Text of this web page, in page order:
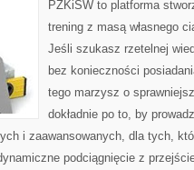
PZKiSW to platforma
trening z masą własnego
Jeśli szukasz rzetelnej
bez konieczności
tego marzysz o
dokładnie po to, by
i zaawansowanych, dla tych,
podciągnięcie z